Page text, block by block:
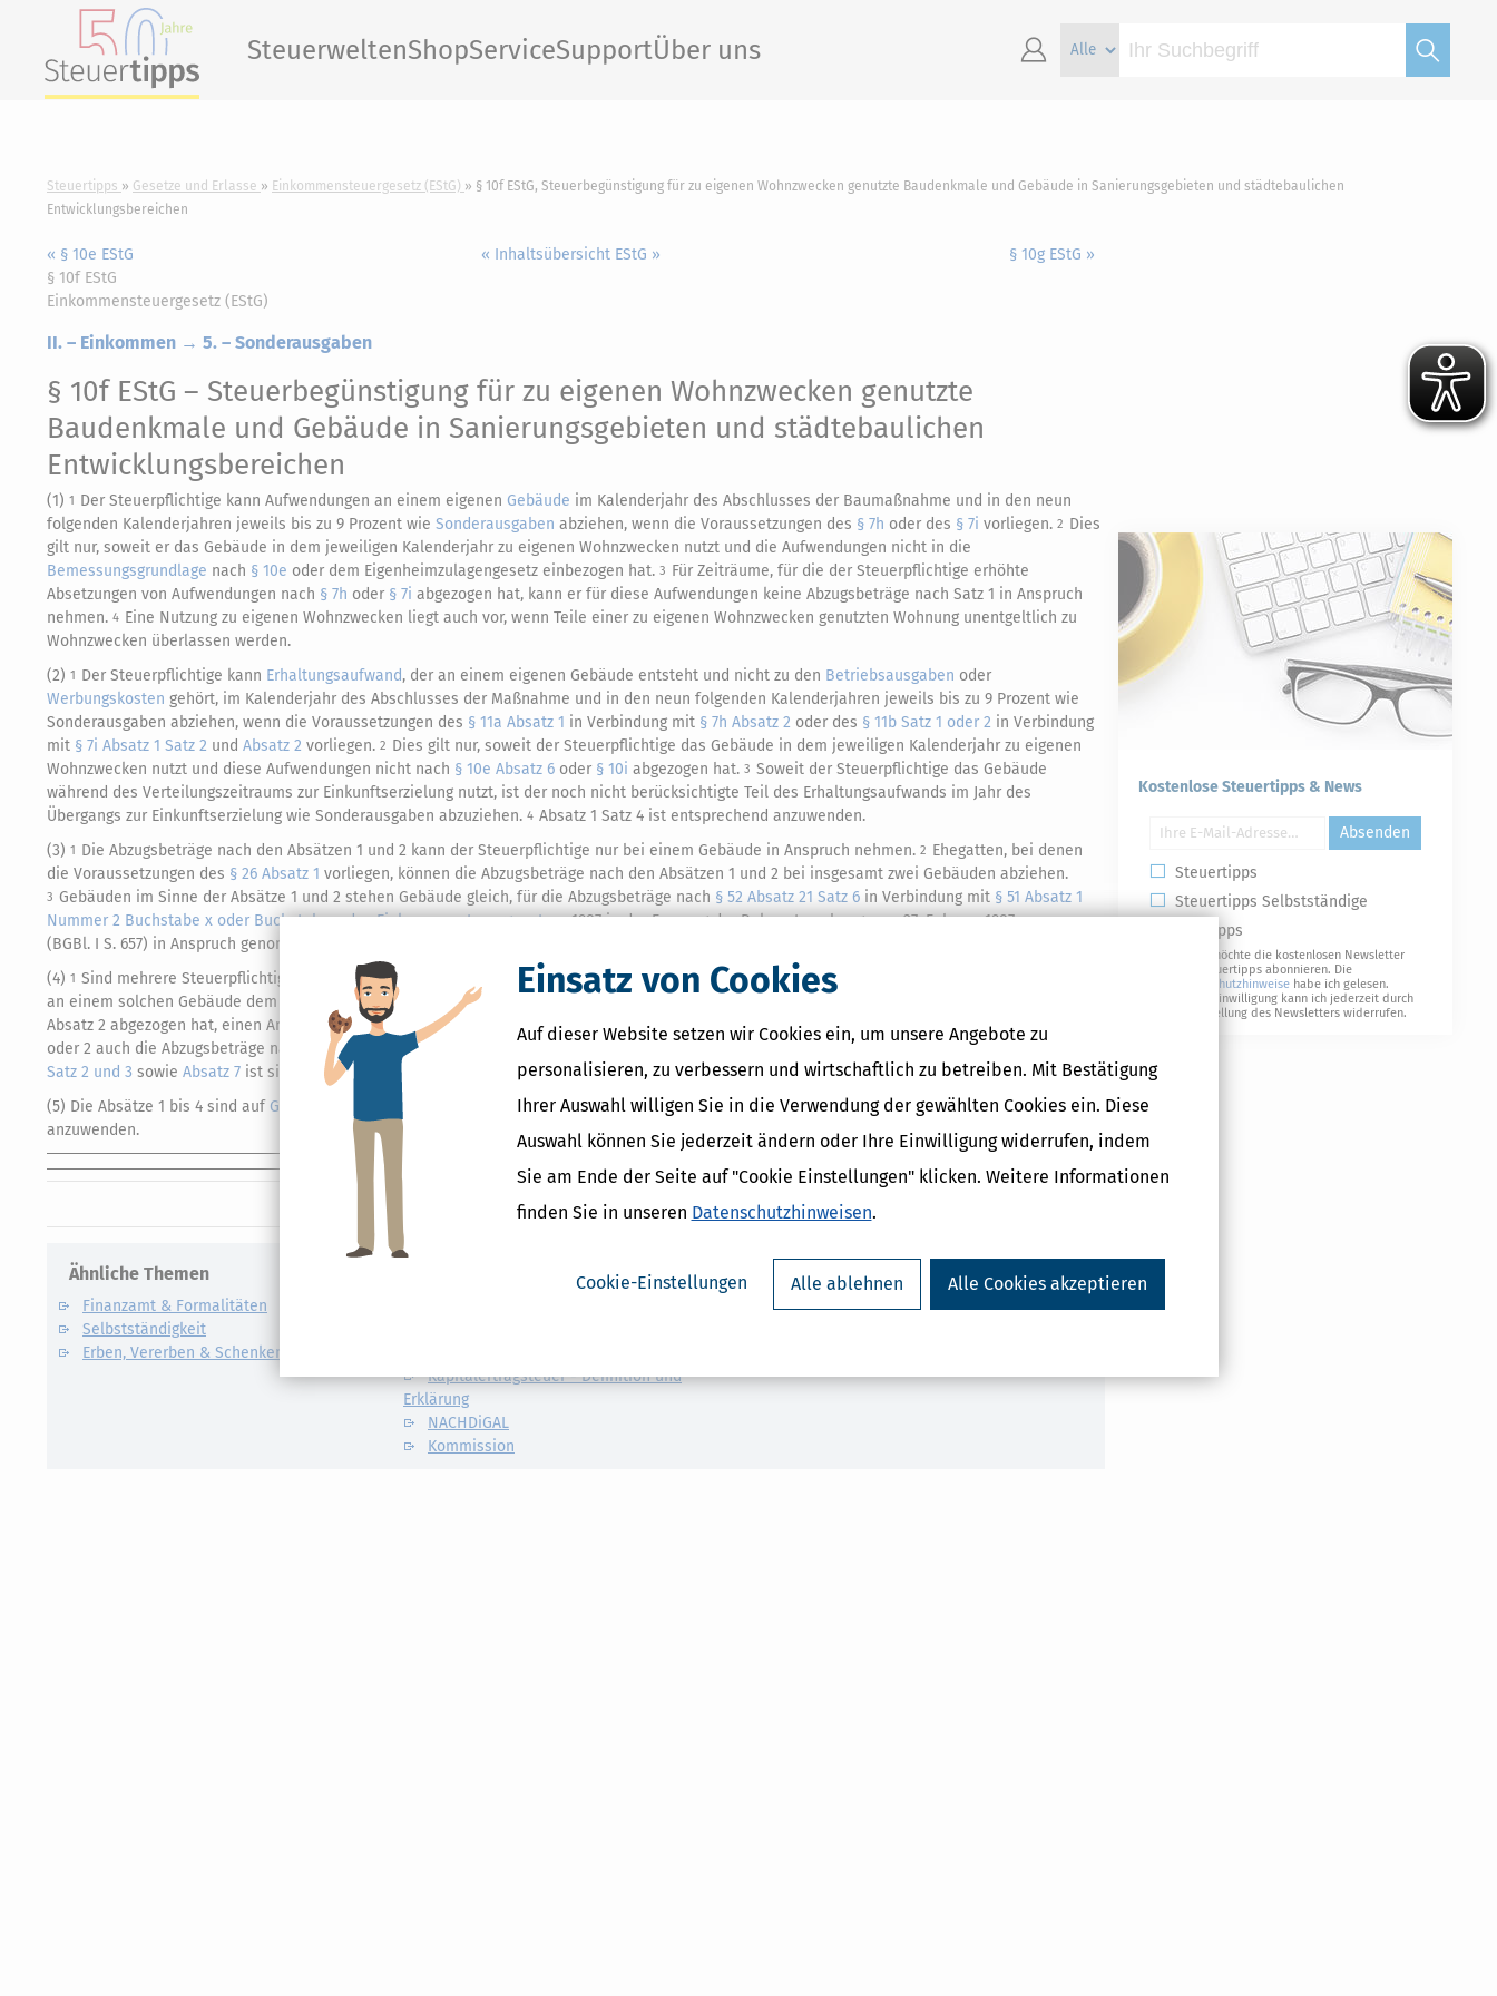
Einsatz von Cookies
Auf dieser Website setzen wir Cookies ein, um unsere Angebote zu
personalisieren, zu verbessern und wirtschaftlich zu betreiben. Mit Bestätigung
Ihrer Auswahl willigen Sie in die Verwendung der gewählten Cookies ein. Diese
Auswahl können Sie jederzeit ändern oder Ihre Einwilligung widerrufen, indem
Sie am Ende der Seite auf "Cookie Einstellungen" klicken. Weitere Informationen
finden Sie in unseren Datenschutzhinweisen.
Cookie-Einstellungen Alle ablehnen Alle Cookies akzeptieren
SteuerweltenShopServiceSupportÜber uns
Steuertipps Gesetze und Erlasse Einkommensteuergesetz (EStG)
§ 10f EStG, Steuerbegünstigung für zu eigenen Wohnzwecken genutzte Baudenkmale und Gebäude in Sanierungsgebieten und städtebaulichen
Entwicklungsbereichen
« § 10e EStG « Inhaltsübersicht EStG »
§ 10g EStG »
§ 10f EStG
Einkommensteuergesetz (EStG)
II. – Einkommen → 5. – Sonderausgaben
§ 10f EStG – Steuerbegünstigung für zu eigenen Wohnzwecken genutzte
Baudenkmale und Gebäude in Sanierungsgebieten und städtebaulichen
Entwicklungsbereichen
(1) 1 Der Steuerpflichtige kann Aufwendungen an einem eigenen Gebäude im Kalenderjahr des Abschlusses der Baumaßnahme und in den neun
folgenden Kalenderjahren jeweils bis zu 9 Prozent wie Sonderausgaben abziehen, wenn die Voraussetzungen des § 7h oder des § 7i vorliegen. 2 Dies
gilt nur, soweit er das Gebäude in dem jeweiligen Kalenderjahr zu eigenen Wohnzwecken nutzt und die Aufwendungen nicht in die
Bemessungsgrundlage nach § 10e oder dem Eigenheimzulagengesetz einbezogen hat. 3 Für Zeiträume, für die der Steuerpflichtige erhöhte
Absetzungen von Aufwendungen nach § 7h oder § 7i abgezogen hat, kann er für diese Aufwendungen keine Abzugsbeträge nach Satz 1 in Anspruch
nehmen. 4 Eine Nutzung zu eigenen Wohnzwecken liegt auch vor, wenn Teile einer zu eigenen Wohnzwecken genutzten Wohnung unentgeltlich zu
Wohnzwecken überlassen werden.
(2) 1 Der Steuerpflichtige kann Erhaltungsaufwand, der an einem eigenen Gebäude entsteht und nicht zu den Betriebsausgaben oder
Werbungskosten gehört, im Kalenderjahr des Abschlusses der Maßnahme und in den neun folgenden Kalenderjahren jeweils bis zu 9 Prozent wie
Sonderausgaben abziehen, wenn die Voraussetzungen des § 11a Absatz 1 in Verbindung mit § 7h Absatz 2 oder des § 11b Satz 1 oder 2 in Verbindung
mit § 7i Absatz 1 Satz 2 und Absatz 2 vorliegen. 2 Dies gilt nur, soweit der Steuerpflichtige das Gebäude in dem jeweiligen Kalenderjahr zu eigenen
Wohnzwecken nutzt und diese Aufwendungen nicht nach § 10e Absatz 6 oder § 10i abgezogen hat. 3 Soweit der Steuerpflichtige das Gebäude
während des Verteilungszeitraums zur Einkunftserzielung nutzt, ist der noch nicht berücksichtigte Teil des Erhaltungsaufwands im Jahr des
Übergangs zur Einkunftserzielung wie Sonderausgaben abzuziehen. 4 Absatz 1 Satz 4 ist entsprechend anzuwenden.
(3) 1 Die Abzugsbeträge nach den Absätzen 1 und 2 kann der Steuerpflichtige nur bei einem Gebäude in Anspruch nehmen. 2 Ehegatten, bei denen
die Voraussetzungen des § 26 Absatz 1 vorliegen, können die Abzugsbeträge nach den Absätzen 1 und 2 bei insgesamt zwei Gebäuden abziehen.
3 Gebäuden im Sinne der Absätze 1 und 2 stehen Gebäude gleich, für die Abzugsbeträge nach § 52 Absatz 21 Satz 6 in Verbindung mit § 51 Absatz 1
Nummer 2 Buchstabe x oder Buchstabe y des Einkommensteuergesetzes1987 in der Fassung der Bekanntmachung vom 27. Februar 1987
(BGBl. I S. 657) in Anspruch genommen worden sind; Entsprechendes gilt für Abzugsbeträge nach
(4) 1 Sind mehrere Steuerpflichtige Eigentümer eines Gebäudes, so ist Absatz 3 mit der Maßgabe anzuwenden, dass der Anteil des Steuerpflichtigen
an einem solchen Gebäude dem Gebäude gleichsteht.
Erwirbt ein Miteigentümer, der für seinen Anteil bereits Abzugsbeträge nach Absatz 1 oder
Absatz 2 abgezogen hat, einen Anteil an demselben Gebäude hinzu, kann er für danach von ihm durchgeführte Maßnahmen im Sinne der Absätze 1
oder 2 auch die Abzugsbeträge nach den Absätzen 1 und 2 in Anspruch nehmen, die auf den hinzuerworbenen Anteil entfallen.
§ 10e Absatz 5
Satz 2 und 3 sowie Absatz 7 ist sinngemäß anzuwenden.
(5) Die Absätze 1 bis 4 sind auf Gebäudeteile
, die selbständige unbewegliche Wirtschaftsgüter sind, und auf Eigentumswohnungen entsprechend
anzuwenden.
Ähnliche Themen
Finanzamt & Formalitäten
Selbstständigkeit
Erben, Vererben & Schenken
Verwandte Lexikon-Begriffe
Kapitalertragsteuer - Definition und
Erklärung
NACHDiGAL
Kommission
Kostenlose Steuertipps & News
Absenden
Steuertipps
Steuertipps Selbstständige
Geldtipps
Ja, ich möchte die kostenlosen Newsletter
von Steuertipps abonnieren. Die
Datenschutzhinweise habe ich gelesen.
Meine Einwilligung kann ich jederzeit durch
Abbestellung des Newsletters widerrufen.